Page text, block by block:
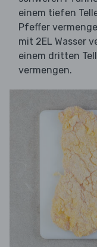
einem tiefen
Pfeffer
mit 2EL Wasser
einem dritten
vermengen.